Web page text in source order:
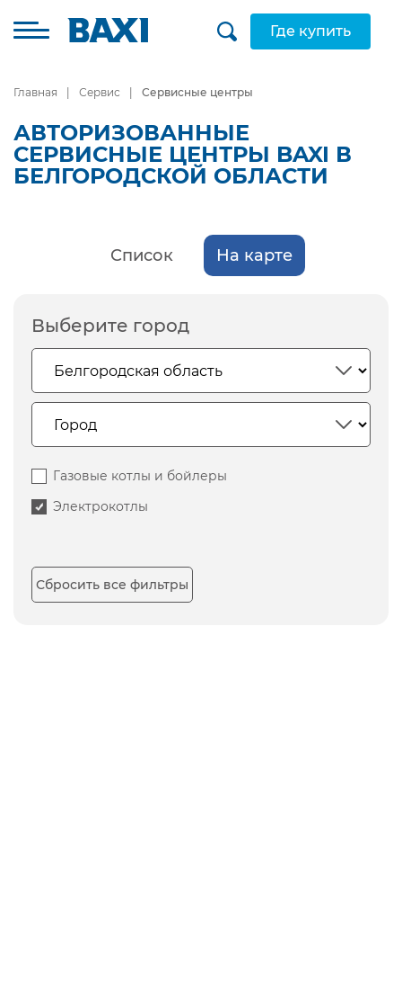
Где купить
Главная Сервис Сервисные центры
АВТОРИЗОВАННЫЕ
СЕРВИСНЫЕ ЦЕНТРЫ BAXI В
БЕЛГОРОДСКОЙ ОБЛАСТИ
Список На карте
Выберите город
Газовые котлы и бойлеры
Электрокотлы
Сбросить все фильтры